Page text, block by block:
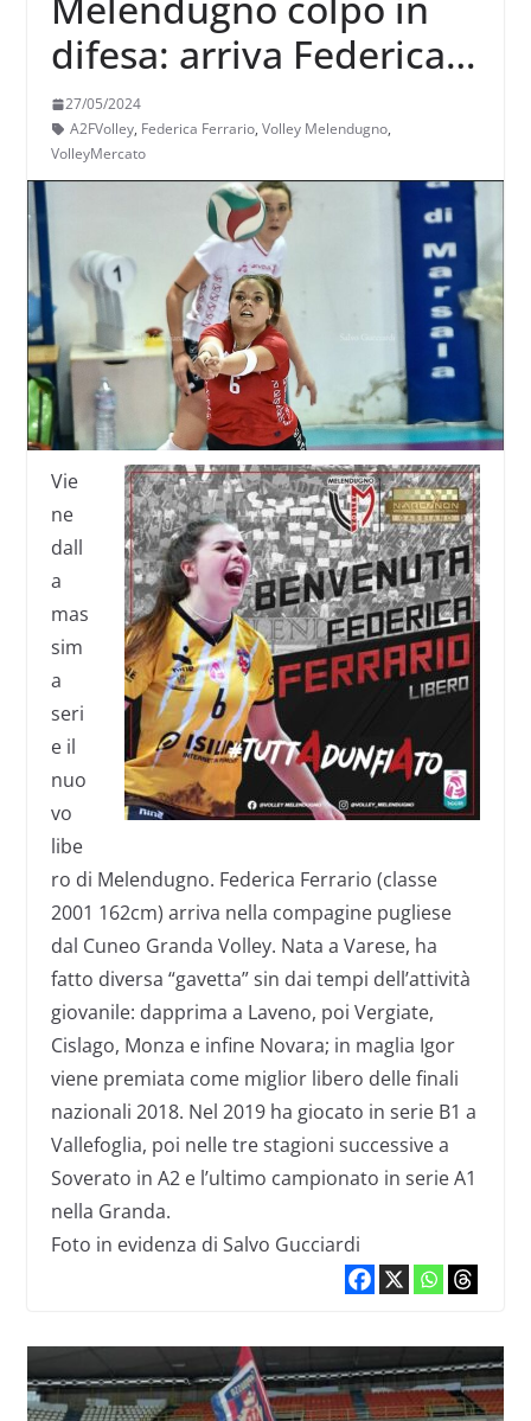
difesa: arriva Federica
Ferrario
27/05/2024
A2FVolley, Federica Ferrario, Volley Melendugno,
VolleyMercato
Vie
ne
dall
a
mas
sim
a
seri
e il
nuo
vo
libe
ro di Melendugno. Federica Ferrario (classe
2001 162cm) arriva nella compagine pugliese
dal Cuneo Granda Volley. Nata a Varese, ha
fatto diversa “gavetta” sin dai tempi dell’attività
giovanile: dapprima a Laveno, poi Vergiate,
Cislago, Monza e infine Novara; in maglia Igor
viene premiata come miglior libero delle finali
nazionali 2018. Nel 2019 ha giocato in serie B1 a
Vallefoglia, poi nelle tre stagioni successive a
Soverato in A2 e l’ultimo campionato in serie A1
nella Granda.
Foto in evidenza di Salvo Gucciardi